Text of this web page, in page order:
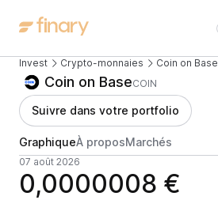
Invest Crypto-monnaies Coin on Base
Coin on BaseCOIN
Suivre dans votre portfolio
GraphiqueÀ proposMarchés
07 août 2026
0,0000008 €